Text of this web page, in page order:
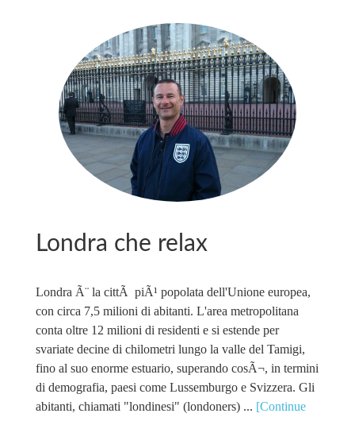
Londra che relax
Londra Ã¨ la cittÃ piÃ¹ popolata dell'Unione europea,
con circa 7,5 milioni di abitanti. L'area metropolitana
conta oltre 12 milioni di residenti e si estende per
svariate decine di chilometri lungo la valle del Tamigi,
fino al suo enorme estuario, superando cosÃ¬, in termini
di demografia, paesi come Lussemburgo e Svizzera. Gli
abitanti, chiamati "londinesi" (londoners) ... [Continue